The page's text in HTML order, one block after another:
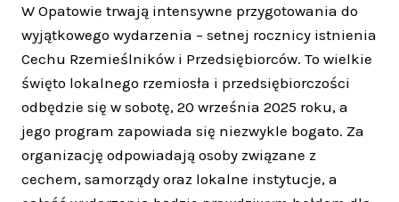
W Opatowie trwają intensywne przygotowania do
wyjątkowego wydarzenia – setnej rocznicy istnienia
Cechu Rzemieślników i Przedsiębiorców. To wielkie
święto lokalnego rzemiosła i przedsiębiorczości
odbędzie się w sobotę, 20 września 2025 roku, a
jego program zapowiada się niezwykle bogato. Za
organizację odpowiadają osoby związane z
cechem, samorządy oraz lokalne instytucje, a